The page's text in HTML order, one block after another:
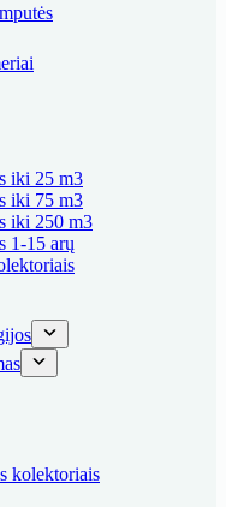
iki 25 m3
iki 75 m3
iki 250 m3
1-15 arų
kolektoriais